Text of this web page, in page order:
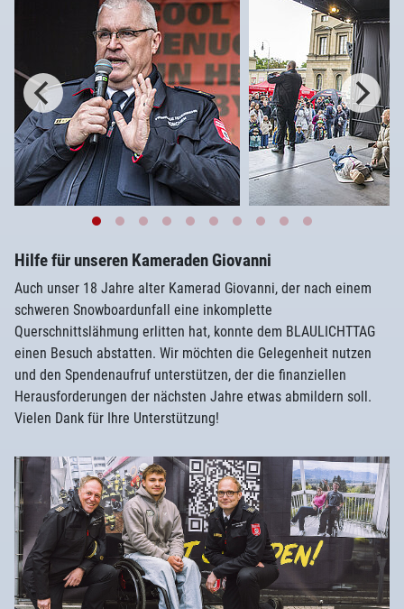
Hilfe für unseren Kameraden Giovanni
Auch unser 18 Jahre alter Kamerad Giovanni, der nach einem
schweren Snowboardunfall eine inkomplette
Querschnittslähmung erlitten hat, konnte dem BLAULICHTTAG
einen Besuch abstatten. Wir möchten die Gelegenheit nutzen
und den Spendenaufruf unterstützen, der die finanziellen
Herausforderungen der nächsten Jahre etwas abmildern soll.
Vielen Dank für Ihre Unterstützung!